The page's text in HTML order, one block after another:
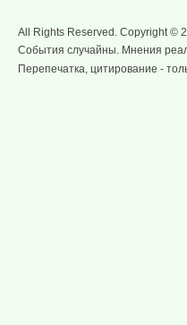
All Rights Reserved. Copyright ©
События случайны. Мнения
Перепечатка, цитирование -